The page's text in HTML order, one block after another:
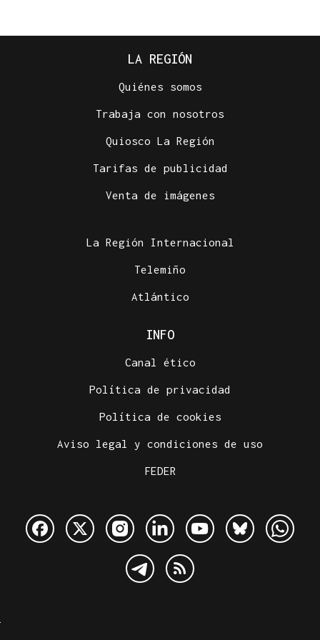
LA REGIÓN
Quiénes somos
Trabaja con nosotros
Quiosco La Región
Tarifas de publicidad
Venta de imágenes
La Región Internacional
Telemiño
Atlántico
INFO
Canal ético
Política de privacidad
Política de cookies
Aviso legal y condiciones de uso
FEDER